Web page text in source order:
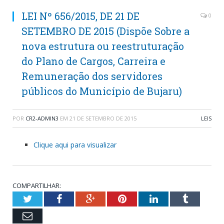
LEI Nº 656/2015, DE 21 DE
SETEMBRO DE 2015 (Dispõe Sobre a
nova estrutura ou reestruturação
do Plano de Cargos, Carreira e
Remuneração dos servidores
públicos do Município de Bujaru)
0
POR CR2-ADMIN3 EM 21 DE SETEMBRO DE 2015 LEIS
Clique aqui para visualizar
COMPARTILHAR:
TwitterFacebookGoogle+PinterestLinkedInTumblr
Email